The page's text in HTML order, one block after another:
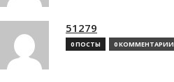
51279
0 ПОСТЫ 0 КОММЕНТАРИИ